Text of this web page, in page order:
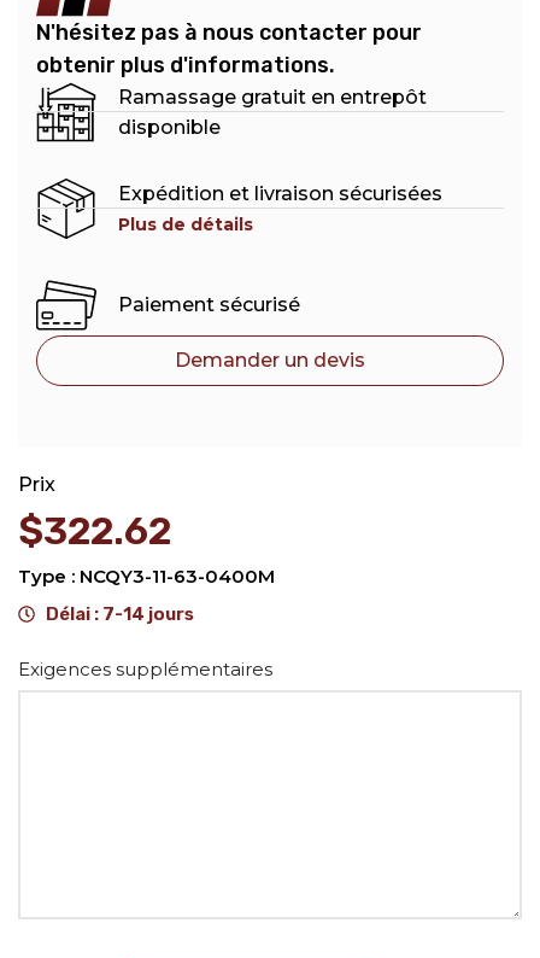
N'hésitez pas à nous contacter pour
obtenir plus d'informations.
Ramassage gratuit en entrepôt
disponible
Expédition et livraison sécurisées
Plus de détails
Paiement sécurisé
Demander un devis
Prix
$322.62
Type : NCQY3-11-63-0400M
Délai : 7-14 jours
Exigences supplémentaires